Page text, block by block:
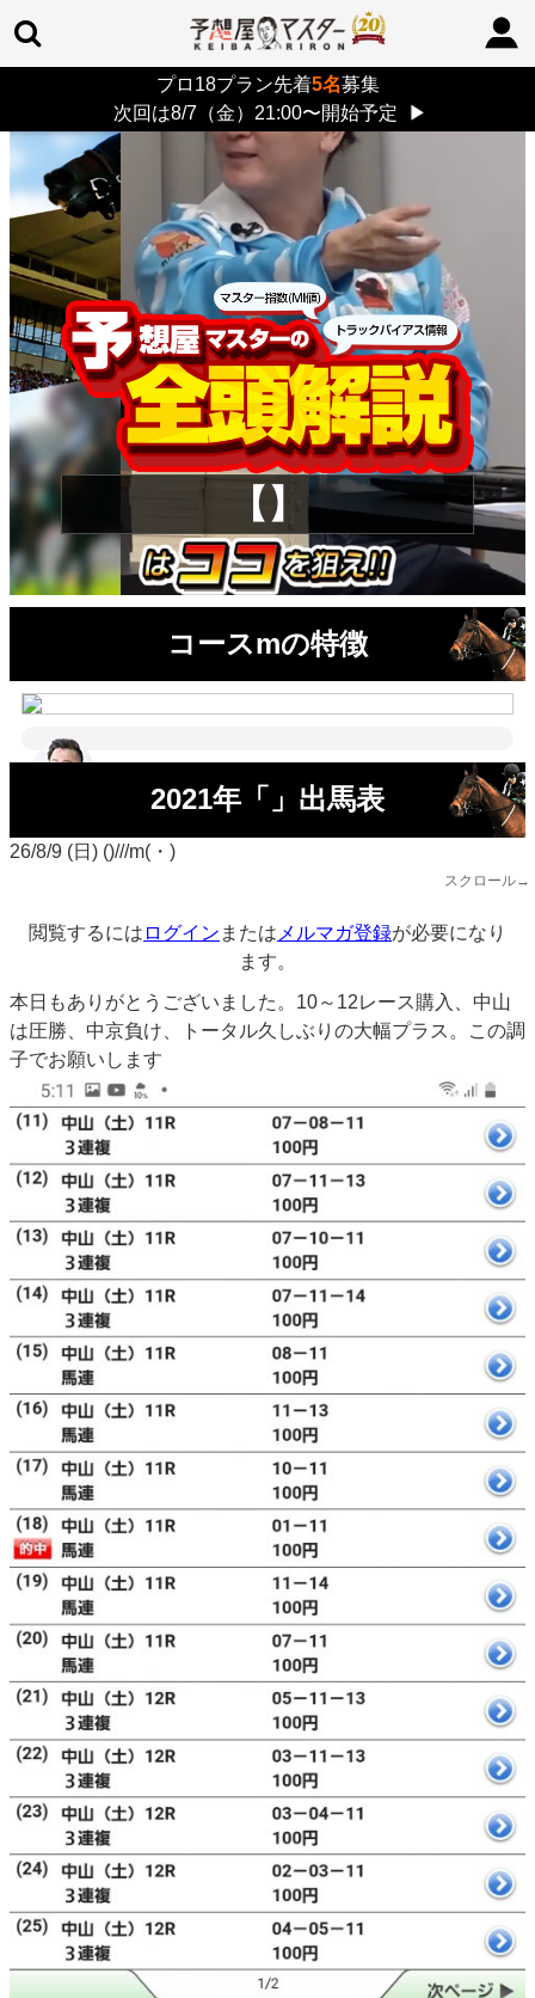
プロ18プラン先着5名募集
次回は8/7（金）21:00〜開始予定
▶
> 26/8/9 (日)
【】
コースmの特徴
2021年「」出馬表
26/8/9 (日) ()///m(・)
スクロール→
閲覧するには ログイン または メルマガ登録が必要になり
ます。
本日もありがとうございました。10～12レース購入、中山
は圧勝、中京負け、トータル久しぶりの大幅プラス。この調
子でお願いします